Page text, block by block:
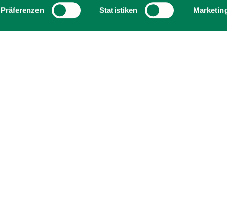
Präferenzen Statistiken
Serpentinenweg Richtung Huberspitz